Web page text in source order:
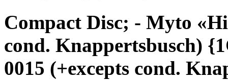
Compact Disc; - Myto
cond. Knappertsbusch)
0015 (+excepts cond.